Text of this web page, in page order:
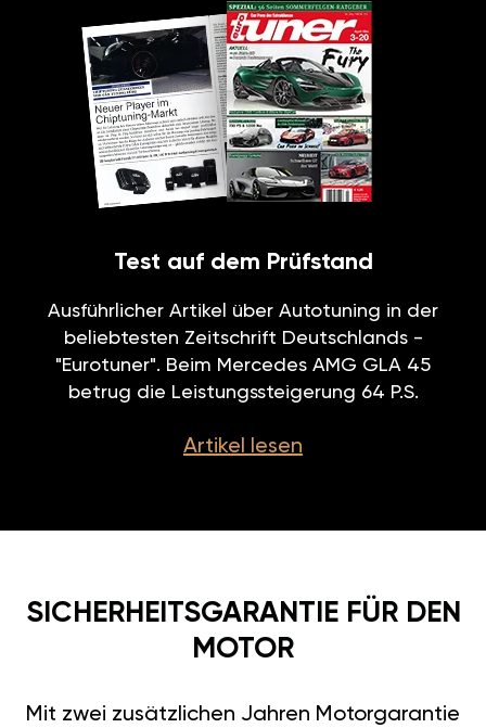
Test auf dem Prüfstand
Ausführlicher Artikel über Autotuning in der
beliebtesten Zeitschrift Deutschlands -
"Eurotuner". Beim Mercedes AMG GLA 45
betrug die Leistungssteigerung 64 P.S.
Artikel lesen
SICHERHEITSGARANTIE FÜR DEN
MOTOR
Mit zwei zusätzlichen Jahren Motorgarantie